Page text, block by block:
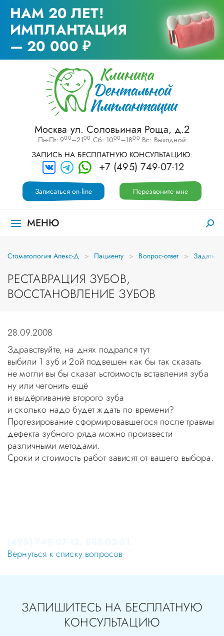
НАМ 20 ЛЕТ!
ИМПЛАНТАЦИЯ
— 20 000 ₽
Москва ул. Соловьиная Роща, д.2
Пн-Пт: 900–2100 Сб: 1000–1800 Вс: Выходной
ЗАПИСЬ НА БЕСПЛАТНУЮ КОНСУЛЬТАЦИЮ:
+7 (495) 749-07-12
Перезвоните мне
Записаться on-line
МЕНЮ
Стоматология Апекс-Д Пациенту Вопрос-ответ Задать
РЕСТАВРАЦИЯ ЗУБОВ,
ВОССТАНОВЛЕНИЕ ЗУБОВ
28.09.2008
Здравствуйте, на днях подрался тут
выбили 1 зуб и 2ой подвешен как бы так сказать
не могли вы бы сказат ьстоимость вставления зуба
ну или чегонить ещё
и выдёргивание второго зуба
и сколько надо будет ждать по времени?
Протезирование сформировавшегося после травмы
дефекта зубного ряда можно произвести
различными методами.
Сроки и стоимость работ зависят от вашего выбора.
Вернуться к списку вопросов
ЗАПИШИТЕСЬ НА БЕСПЛАТНУЮ
КОНСУЛЬТАЦИЮ